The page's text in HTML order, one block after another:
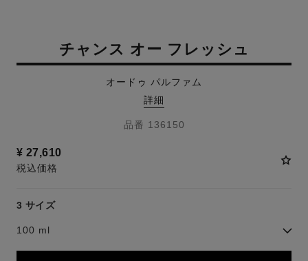
チャンス オー フレッシュ
オードゥ パルファム
詳細
品番 136150
¥ 27,610
税込価格
3 サイズ
100 ml